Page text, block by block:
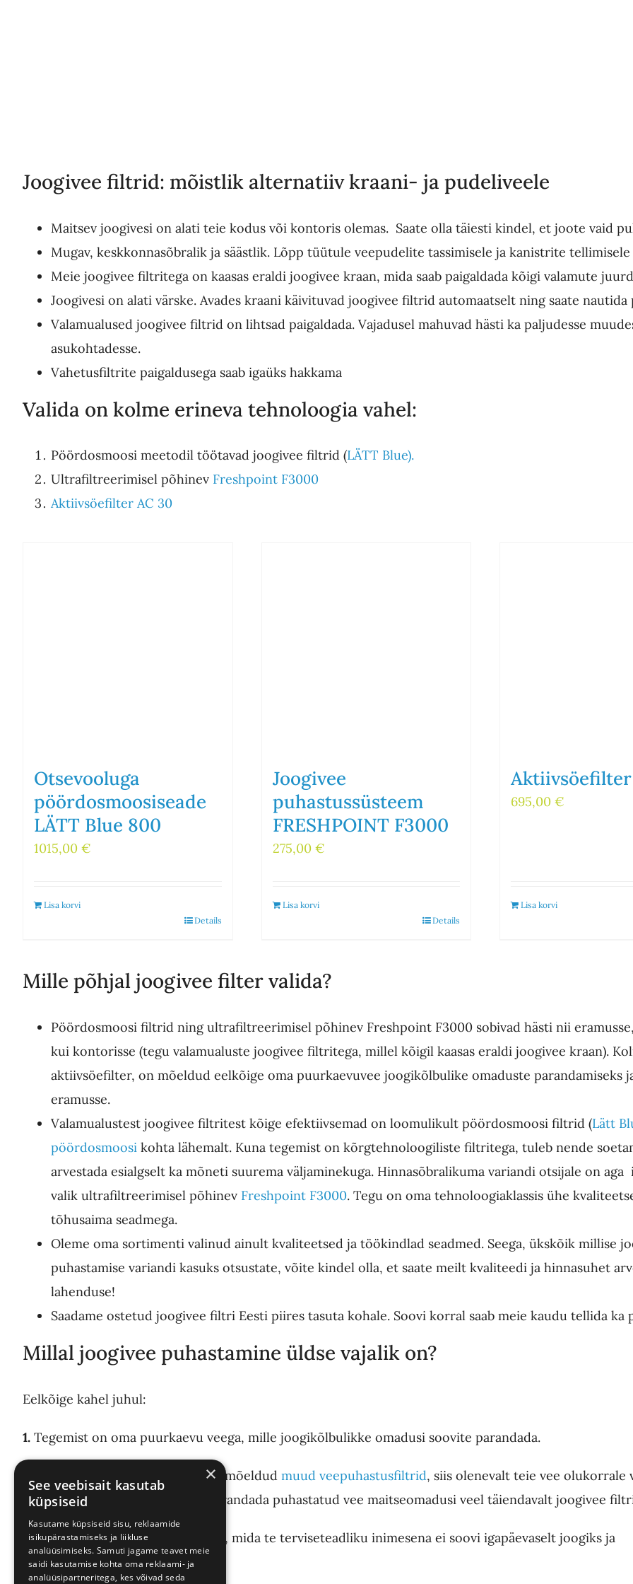
Joogivee filtrid: mõistlik alternatiiv kraani- ja pudeliveele
Maitsev joogivesi on alati teie kodus või kontoris olemas. Saate olla täiesti kindel, et joote vaid
Mugav, keskkonnasõbralik ja säästlik. Lõpp tüütule veepudelite tassimisele ja kanistrite tellimisele
Meie joogivee filtritega on kaasas eraldi joogivee kraan, mida saab paigaldada kõigi valamute
Joogivesi on alati värske. Avades kraani käivituvad joogivee filtrid automaatselt ning saate nautida
Valamualused joogivee filtrid on lihtsad paigaldada. Vajadusel mahuvad hästi ka paljudesse
asukohtadesse.
Vahetusfiltrite paigaldusega saab igaüks hakkama
Valida on kolme erineva tehnoloogia vahel:
Pöördosmoosi meetodil töötavad joogivee filtrid (LÄTT Blue).
Ultrafiltreerimisel põhinev Freshpoint F3000
Aktiivsöefilter AC 30
Otsevooluga
pöördosmoosiseade
LÄTT Blue 800
1015,00 €
Lisa korvi
Details
Joogivee
puhastussüsteem
FRESHPOINT F3000
275,00 €
Lisa korvi
Details
Aktiivsöefilter
695,00€
Lisa korvi
Mille põhjal joogivee filter valida?
Pöördosmoosi filtrid ning ultrafiltreerimisel põhinev Freshpoint F3000 sobivad hästi nii
kui kontorisse (tegu valamualuste joogivee filtritega, millel kõigil kaasas eraldi joogivee kraan).
aktiivsöefilter, on mõeldud eelkõige oma puurkaevuvee joogikõlbulike omaduste parandamiseks
eramusse.
Valamualustest joogivee filtritest kõige efektiivsemad on loomulikult pöördosmoosi filtrid (Lätt
pöördosmoosikohta lähemalt. Kuna tegemist on kõrgtehnoloogiliste filtritega, tuleb nende
arvestada esialgselt ka mõneti suurema väljaminekuga. Hinnasõbralikuma variandi otsijale on
valik ultrafiltreerimisel põhinev Freshpoint F3000. Tegu on oma tehnoloogiaklassis ühe
tõhusaima seadmega.
Oleme oma sortimenti valinud ainult kvaliteetsed ja töökindlad seadmed. Seega, ükskõik millise
puhastamise variandi kasuks otsustate, võite kindel olla, et saate meilt kvaliteedi ja hinnasuhet
lahenduse!
Saadame ostetud joogivee filtri Eesti piires tasuta kohale. Soovi korral saab meie kaudu tellida ka
Millal joogivee puhastamine üldse vajalik on?
Eelkõige kahel juhul:
1.Tegemist on oma puurkaevu veega, mille joogikõlbulikke omadusi soovite parandada.
Kuigi kaevuvee puhastamiseks on mõeldud muud veepuhastusfiltrid, siis olenevalt teie vee olukorrale
seadme liigist võib olla vajadus parandada puhastatud vee maitseomadusi veel täiendavalt joogivee
2.Tegemist on ühisveevärgi veega, mida te terviseteadliku inimesena ei soovi igapäevaselt joogiks ja
toiduvalmistamiseks tarbida.
×
See veebisait kasutab
küpsiseid
Kasutame küpsiseid sisu, reklaamide
isikupärastamiseks ja liikluse
analüüsimiseks. Samuti jagame teavet meie
saidi kasutamise kohta oma reklaami- ja
analüüsipartneritega, kes võivad seda